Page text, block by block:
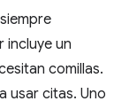
incluye un
comillas.
usar citas. Uno